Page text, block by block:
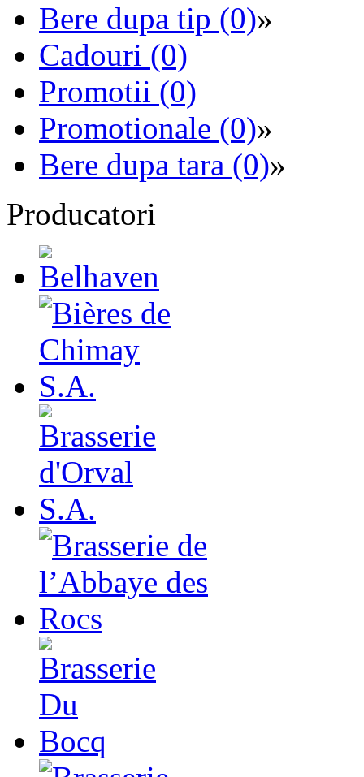
Bere dupa tip (0)»
Cadouri (0)
Promotii (0)
Promotionale (0)»
Bere dupa tara (0)»
Producatori